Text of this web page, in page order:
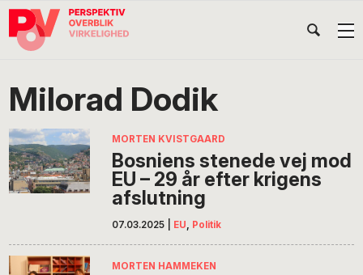
Gå
direkte
navigation
Skip
indhold
Gå
direkte
POV
International
Milorad Dodik
MORTEN KVISTGAARD
Bosniens stenede vej mod
EU – 29 år efter krigens
afslutning
07.03.2025 EU, Politik
MORTEN HAMMEKEN